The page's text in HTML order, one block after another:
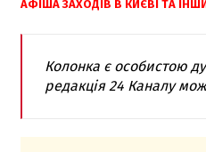
АФІША ЗАХОДІВ В КИЄВІ ТА
Колонка є особистою
редакція 24 Каналу